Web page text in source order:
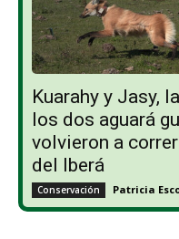
Kuarahy y Jasy,
los dos aguará
volvieron a
del Iberá
Conservación Patricia